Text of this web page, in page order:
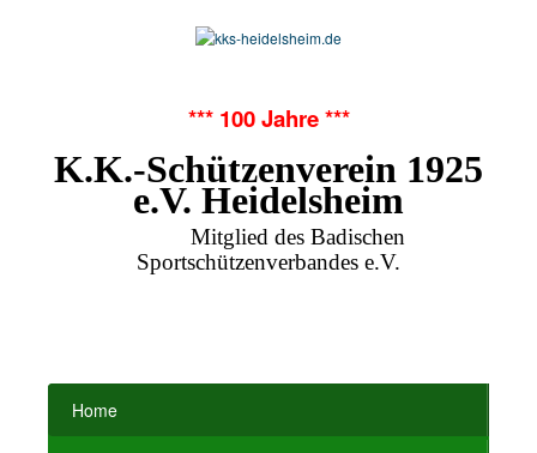
*** 100 Jahre ***
K.K.-Schützenverein 1925
e.V. Heidelsheim
Mitglied des Badischen
Sportschützenverbandes e.V.
Home